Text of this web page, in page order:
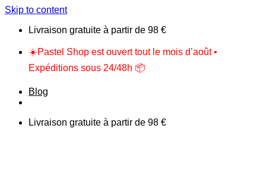
Skip to content
Livraison gratuite à partir de 98 €
☀️Pastel Shop est ouvert tout le mois d’août •
Expéditions sous 24/48h 📦
Blog
Livraison gratuite à partir de 98 €